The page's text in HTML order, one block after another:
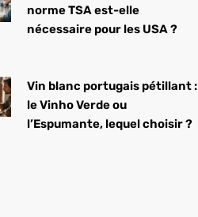
norme TSA est-elle
nécessaire pour les USA ?
Vin blanc portugais pétillant :
le Vinho Verde ou
l’Espumante, lequel choisir ?